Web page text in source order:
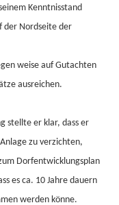
Kenntnisstand
der Nordseite der
weise auf Gutachten
ausreichen.
stellte er klar, dass er
zu verzichten,
Dorfentwicklungsplan
es ca. 10 Jahre dauern
werden könne.